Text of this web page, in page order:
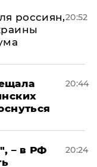
россиян,20:52
20:44
– в РФ
20:24